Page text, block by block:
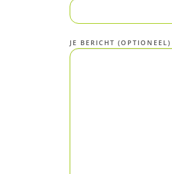
JE BERICHT (OPTIONEEL)